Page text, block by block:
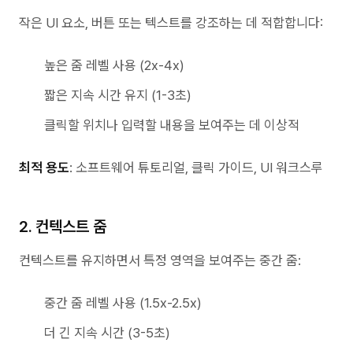
작은 UI 요소, 버튼 또는 텍스트를 강조하는 데 적합합니다:
높은 줌 레벨 사용 (2x-4x)
짧은 지속 시간 유지 (1-3초)
클릭할 위치나 입력할 내용을 보여주는 데 이상적
최적 용도: 소프트웨어 튜토리얼, 클릭 가이드, UI 워크스루
2. 컨텍스트 줌
컨텍스트를 유지하면서 특정 영역을 보여주는 중간 줌:
중간 줌 레벨 사용 (1.5x-2.5x)
더 긴 지속 시간 (3-5초)